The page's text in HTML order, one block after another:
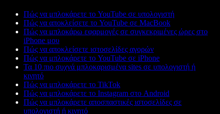
Πώς να μπλοκάρετε το YouTube σε υπολογιστή
Πώς να αποκλείσετε το YouTube σε MacBook
Πώς να μπλοκάρω εφαρμογές σε συγκεκριμένες ώρες στο
iPhone μου
Πώς να αποκλείσετε ιστοσελίδες αγορών
Πώς να μπλοκάρετε το YouTube σε iPhone
Τα 10 πιο συχνά μπλοκαρισμένα sites σε υπολογιστή ή
κινητό
Πώς να μπλοκάρετε το TikTok
Πώς να μπλοκάρετε το Instagram στο Android
Πώς να μπλοκάρετε αποσπαστικές ιστοσελίδες σε
υπολογιστή ή κινητό